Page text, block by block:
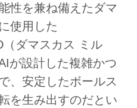
性を兼ね備えたダマ
使用した
（ダマスカス ミル
が設計した複雑かつ
、安定したボールス
を生み出すのだとい